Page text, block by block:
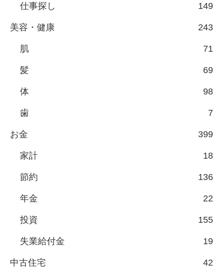
仕事探し 149
美容・健康 243
肌 71
髪 69
体 98
歯 7
お金 399
家計 18
節約 136
年金 22
投資 155
失業給付金 19
中古住宅 42